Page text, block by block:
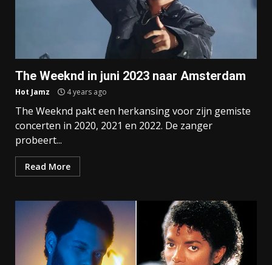
The Weeknd in juni 2023 naar Amsterdam
Hot Jamz 4 years ago
The Weeknd pakt een herkansing voor zijn gemiste
concerten in 2020, 2021 en 2022. De zanger
probeert...
Read More